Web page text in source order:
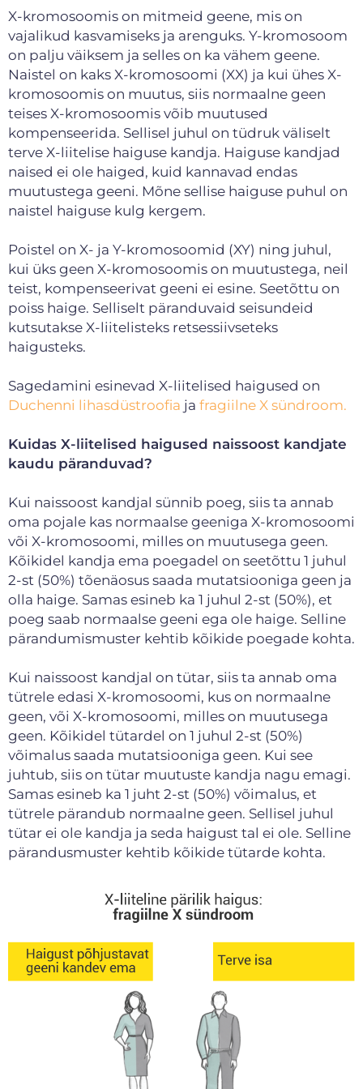
X-kromosoomis on mitmeid geene, mis on
vajalikud kasvamiseks ja arenguks. Y-kromosoom
on palju väiksem ja selles on ka vähem geene.
Naistel on kaks X-kromosoomi (XX) ja kui ühes X-
kromosoomis on muutus, siis normaalne geen
teises X-kromosoomis võib muutused
kompenseerida. Sellisel juhul on tüdruk väliselt
terve X-liitelise haiguse kandja. Haiguse kandjad
naised ei ole haiged, kuid kannavad endas
muutustega geeni. Mõne sellise haiguse puhul on
naistel haiguse kulg kergem.
Poistel on X- ja Y-kromosoomid (XY) ning juhul,
kui üks geen X-kromosoomis on muutustega, neil
teist, kompenseerivat geeni ei esine. Seetõttu on
poiss haige. Selliselt päranduvaid seisundeid
kutsutakse X-liitelisteks retsessiivseteks
haigusteks.
Sagedamini esinevad X-liitelised haigused on
Duchenni lihasdüstroofia ja fragiilne X sündroom.
Kuidas X-liitelised haigused naissoost kandjate
kaudu päranduvad?
Kui naissoost kandjal sünnib poeg, siis ta annab
oma pojale kas normaalse geeniga X-kromosoomi
või X-kromosoomi, milles on muutusega geen.
Kõikidel kandja ema poegadel on seetõttu 1 juhul
2-st (50%) tõenäosus saada mutatsiooniga geen ja
olla haige. Samas esineb ka 1 juhul 2-st (50%), et
poeg saab normaalse geeni ega ole haige. Selline
pärandumismuster kehtib kõikide poegade kohta.
Kui naissoost kandjal on tütar, siis ta annab oma
tütrele edasi X-kromosoomi, kus on normaalne
geen, või X-kromosoomi, milles on muutusega
geen. Kõikidel tütardel on 1 juhul 2-st (50%)
võimalus saada mutatsiooniga geen. Kui see
juhtub, siis on tütar muutuste kandja nagu emagi.
Samas esineb ka 1 juht 2-st (50%) võimalus, et
tütrele pärandub normaalne geen. Sellisel juhul
tütar ei ole kandja ja seda haigust tal ei ole. Selline
pärandusmuster kehtib kõikide tütarde kohta.